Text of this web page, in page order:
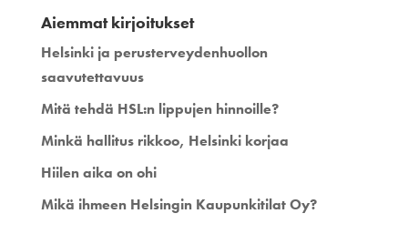
Aiemmat kirjoitukset
Helsinki ja perusterveydenhuollon
saavutettavuus
Mitä tehdä HSL:n lippujen hinnoille?
Minkä hallitus rikkoo, Helsinki korjaa
Hiilen aika on ohi
Mikä ihmeen Helsingin Kaupunkitilat Oy?